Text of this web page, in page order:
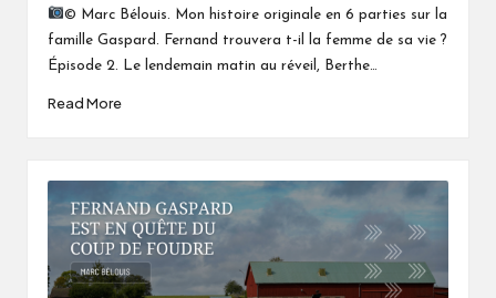
by © Marc Bélouis. Mon histoire originale en 6 parties sur la
famille Gaspard. Fernand trouvera t-il la femme de sa vie ?
Épisode 2. Le lendemain matin au réveil, Berthe…
Read More